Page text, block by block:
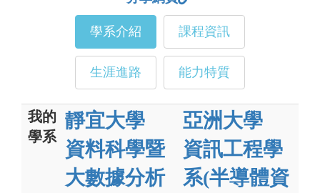
學系介紹 課程資訊
生涯進路 能力特質
我的
學系
靜宜大學
資料科學暨
大數據分析
亞洲大學
資訊工程學
系(半導體資